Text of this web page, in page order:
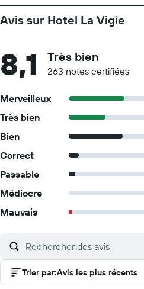
Avis sur Hotel La Vigie
8,1 Très bien
263 notes certifiées
Merveilleux
Très bien
Bien
Correct
Passable
Médiocre
Mauvais
Trier par:Avis les plus récents